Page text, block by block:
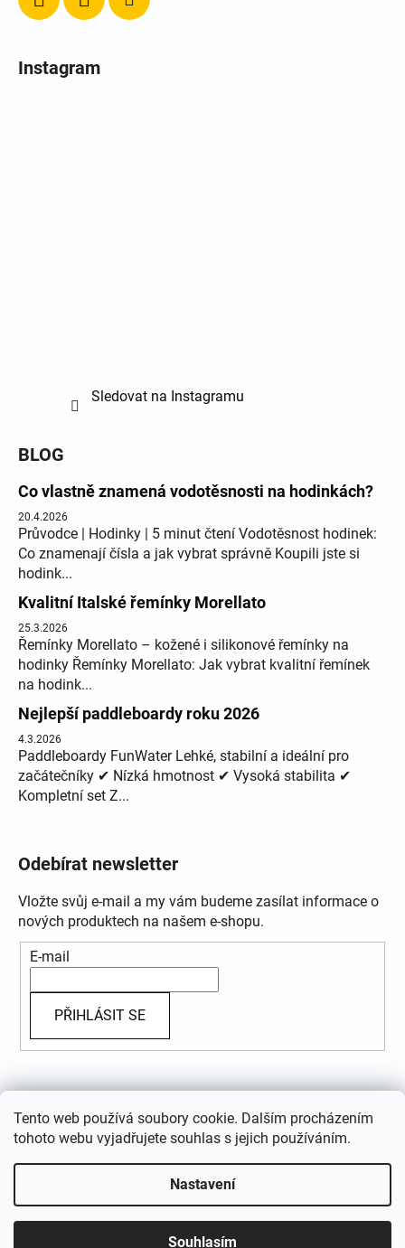
Tento web používá soubory cookie. Dalším procházením
tohoto webu vyjadřujete souhlas s jejich používáním.
Nastavení
Souhlasím
Instagram
Sledovat na Instagramu
BLOG
Co vlastně znamená vodotěsnosti na hodinkách?
20.4.2026
Průvodce | Hodinky | 5 minut čtení Vodotěsnost hodinek:
Co znamenají čísla a jak vybrat správně Koupili jste si
hodink...
Kvalitní Italské řemínky Morellato
25.3.2026
Řemínky Morellato – kožené i silikonové řemínky na
hodinky Řemínky Morellato: Jak vybrat kvalitní řemínek
na hodink...
Nejlepší paddleboardy roku 2026
4.3.2026
Paddleboardy FunWater Lehké, stabilní a ideální pro
začátečníky ✔ Nízká hmotnost ✔ Vysoká stabilita ✔
Kompletní set Z...
Odebírat newsletter
Vložte svůj e-mail a my vám budeme zasílat informace o
nových produktech na našem e-shopu.
E-mail
PŘIHLÁSIT SE